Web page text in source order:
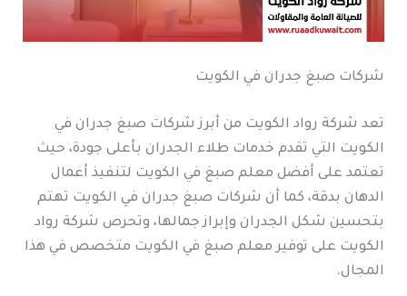
شركات صبغ جدران في الكويت
تعد شركة رواد الكويت من أبرز شركات صبغ جدران في
الكويت التي تقدم خدمات طلاء الجدران بأعلى جودة، حيث
تعتمد على أفضل معلم صبغ في الكويت لتنفيذ أعمال
الدهان بدقة، كما أن شركات صبغ جدران في الكويت تهتم
بتحسين شكل الجدران وإبراز جمالها، وتحرص شركة رواد
الكويت على توفير معلم صبغ في الكويت متخصص في هذا
المجال.